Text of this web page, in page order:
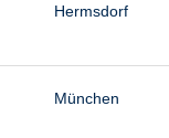
Hermsdorf
München